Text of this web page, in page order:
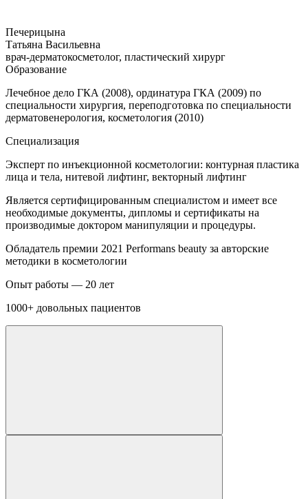
Печерицына
Татьяна Васильевна
врач-дерматокосметолог, пластический хирург
Образование
Лечебное дело ГКА (2008), ординатура ГКА (2009) по
специальности хирургия, переподготовка по специальности
дерматовенерология, косметология (2010)
Специализация
Эксперт по инъекционной косметологии: контурная пластика
лица и тела, нитевой лифтинг, векторный лифтинг
Является сертифицированным специалистом и имеет все
необходимые документы, дипломы и сертификаты на
производимые доктором манипуляции и процедуры.
Обладатель премии 2021 Performans beauty за авторские
методики в косметологии
Опыт работы — 20 лет
1000+ довольных пациентов